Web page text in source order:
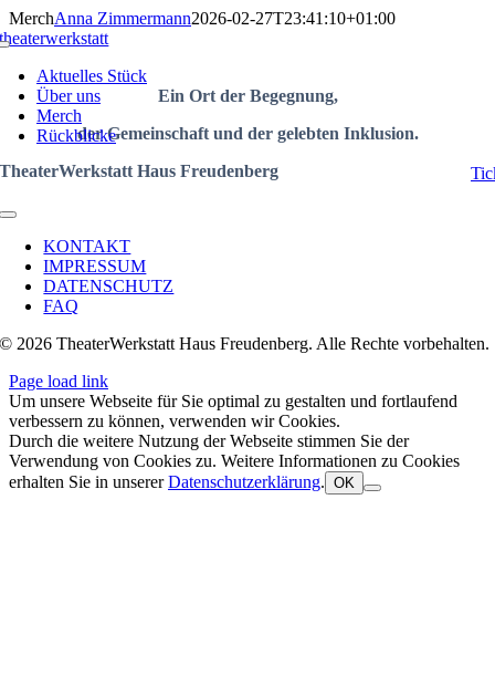
Zum
Inhalt
Toggle
NavigationAktuelles Stück
Über uns
Merch
Rückblicke
MerchAnna Zimmermann2026-02-27T23:41:10+01:00
theaterwerkstatt
Ein Ort der Begegnung,
der Gemeinschaft und der gelebten Inklusion.
TheaterWerkstatt Haus Freudenberg
Toggle
NavigationKONTAKT
IMPRESSUM
DATENSCHUTZ
FAQ
© 2026 TheaterWerkstatt Haus Freudenberg. Alle Rechte vorbehalten.
Page load link
Um unsere Webseite für Sie optimal zu gestalten und fortlaufend
verbessern zu können, verwenden wir Cookies.
Durch die weitere Nutzung der Webseite stimmen Sie der
Verwendung von Cookies zu. Weitere Informationen zu Cookies
erhalten Sie in unsererDatenschutzerklärung. OK